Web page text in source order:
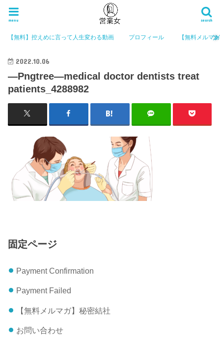
search
menu
【無料】控えめに言って人生変わる動画 プロフィール 【無料メルマ
2022.10.06
—Pngtree—medical doctor dentists treat
patients_4288982
固定ページ
Payment Confirmation
Payment Failed
【無料メルマガ】秘密結社
お問い合わせ